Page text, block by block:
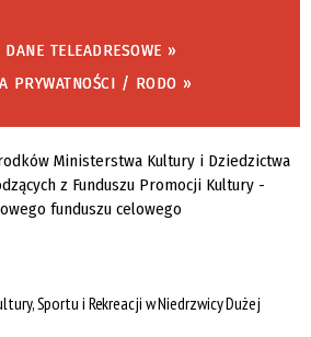
DANE TELEADRESOWE »
PRYWATNOŚCI / RODO »
Sportu i Rekreacji w Niedrzwicy Dużej